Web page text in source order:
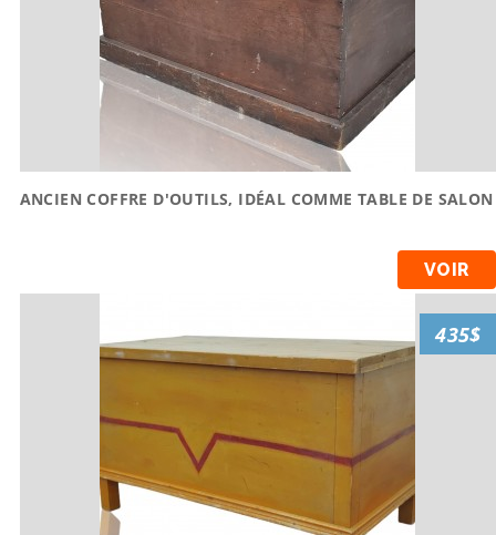
ANCIEN COFFRE D'OUTILS, IDÉAL COMME TABLE DE SALON
VOIR
435$